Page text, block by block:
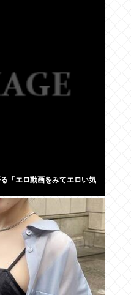
「エロ動画をみてエロい気